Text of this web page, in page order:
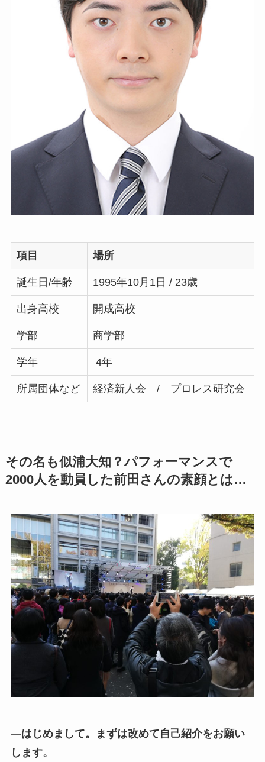
項目 場所
誕生日/年齢 1995年10月1日 / 23歳
出身高校 開成高校
学部 商学部
学年 4年
所属団体など 経済新人会 / プロレス研究会
その名も似浦大知？パフォーマンスで
2000人を動員した前田さんの素顔とは…
—はじめまして。まずは改めて自己紹介をお願い
します。